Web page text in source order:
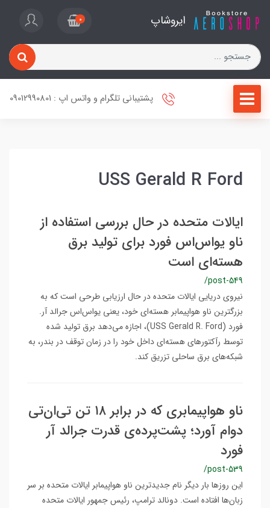
ایروشاپ 0
پشتیبانی تلگرام و واتس اپ : 09012990801
USS Gerald R Ford
ایالات متحده در حال بررسی استفاده از
ناو یو‌اس‌اس فورد برای تولید برق
هسته‌ای است
/post-549
نیروی دریایی ایالات متحده در حال ارزیابی طرحی است که به
بزرگترین ناو هواپیمابر هسته‌ای خود، یعنی یو‌اس‌اس جرالد آر.
فورد (USS Gerald R. Ford)، اجازه می‌دهد برق تولید شده
توسط رآکتورهای هسته‌ای داخل خود را در زمان توقف در بندر، به
شبکه‌های برق ساحلی تزریق کند.
ناو هواپیمابری که در برابر ۱۸ تن تی‌ان‌تی
دوام آورد؛ پشت‌پرده‌ی قدرت جرالد آر
فورد
/post-539
این روزها بار دیگر نام جدیدترین ناو هواپیمابر ایالات متحده بر سر
زبان‌ها افتاده است. دونالد ترامپ، رئیس جمهور ایالات متحده